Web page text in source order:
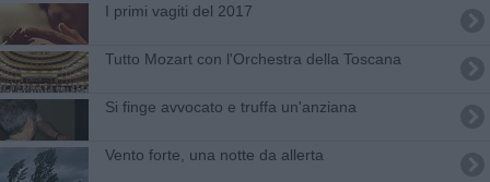
I primi vagiti del 2017
Tutto Mozart con l'Orchestra della Toscana
Si finge avvocato e truffa un'anziana
Vento forte, una notte da allerta